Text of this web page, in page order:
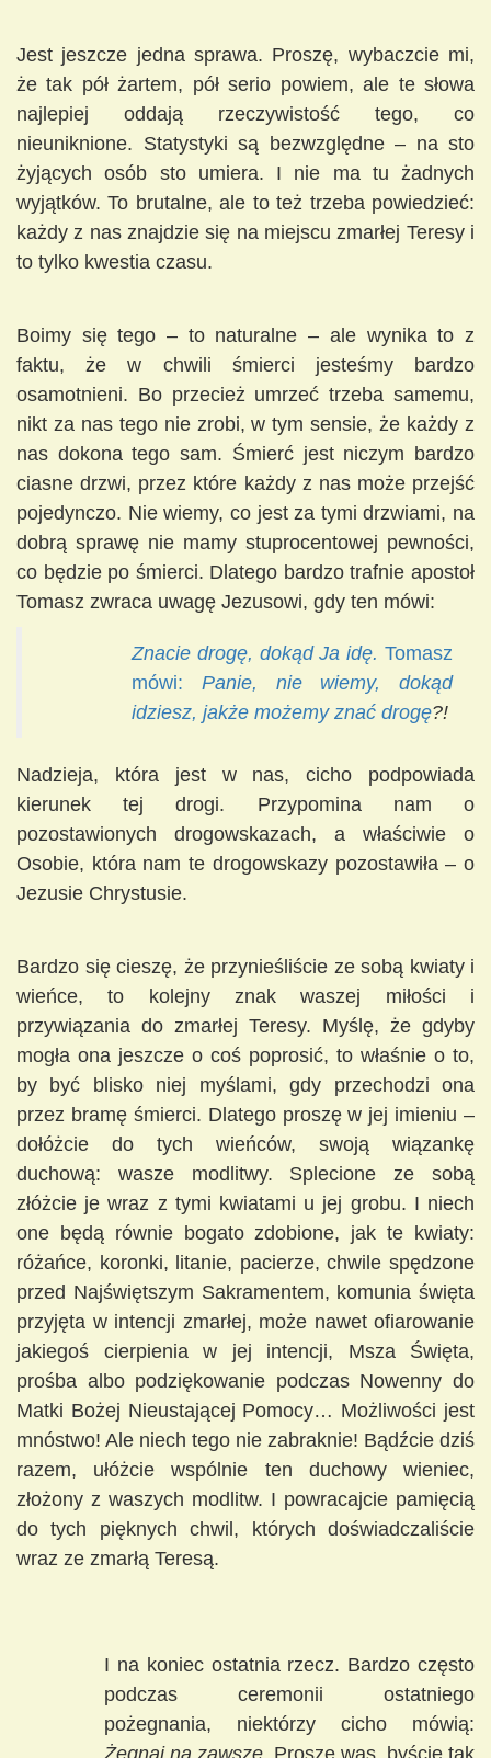
Jest jeszcze jedna sprawa. Proszę, wybaczcie mi,
że tak pół żartem, pół serio powiem, ale te słowa
najlepiej oddają rzeczywistość tego, co
nieuniknione. Statystyki są bezwzględne – na sto
żyjących osób sto umiera. I nie ma tu żadnych
wyjątków. To brutalne, ale to też trzeba powiedzieć:
każdy z nas znajdzie się na miejscu zmarłej Teresy i
to tylko kwestia czasu.
Boimy się tego – to naturalne – ale wynika to z
faktu, że w chwili śmierci jesteśmy bardzo
osamotnieni. Bo przecież umrzeć trzeba samemu,
nikt za nas tego nie zrobi, w tym sensie, że każdy z
nas dokona tego sam. Śmierć jest niczym bardzo
ciasne drzwi, przez które każdy z nas może przejść
pojedynczo. Nie wiemy, co jest za tymi drzwiami, na
dobrą sprawę nie mamy stuprocentowej pewności,
co będzie po śmierci. Dlatego bardzo trafnie apostoł
Tomasz zwraca uwagę Jezusowi, gdy ten mówi:
Znacie drogę, dokąd Ja idę. Tomasz
mówi: Panie, nie wiemy, dokąd
idziesz, jakże możemy znać drogę?!
Nadzieja, która jest w nas, cicho podpowiada
kierunek tej drogi. Przypomina nam o
pozostawionych drogowskazach, a właściwie o
Osobie, która nam te drogowskazy pozostawiła – o
Jezusie Chrystusie.
Bardzo się cieszę, że przynieśliście ze sobą kwiaty i
wieńce, to kolejny znak waszej miłości i
przywiązania do zmarłej Teresy. Myślę, że gdyby
mogła ona jeszcze o coś poprosić, to właśnie o to,
by być blisko niej myślami, gdy przechodzi ona
przez bramę śmierci. Dlatego proszę w jej imieniu –
dołóżcie do tych wieńców, swoją wiązankę
duchową: wasze modlitwy. Splecione ze sobą
złóżcie je wraz z tymi kwiatami u jej grobu. I niech
one będą równie bogato zdobione, jak te kwiaty:
różańce, koronki, litanie, pacierze, chwile spędzone
przed Najświętszym Sakramentem, komunia święta
przyjęta w intencji zmarłej, może nawet ofiarowanie
jakiegoś cierpienia w jej intencji, Msza Święta,
prośba albo podziękowanie podczas Nowenny do
Matki Bożej Nieustającej Pomocy… Możliwości jest
mnóstwo! Ale niech tego nie zabraknie! Bądźcie dziś
razem, ułóżcie wspólnie ten duchowy wieniec,
złożony z waszych modlitw. I powracajcie pamięcią
do tych pięknych chwil, których doświadczaliście
wraz ze zmarłą Teresą.
I na koniec ostatnia rzecz. Bardzo często
podczas ceremonii ostatniego
pożegnania, niektórzy cicho mówią: